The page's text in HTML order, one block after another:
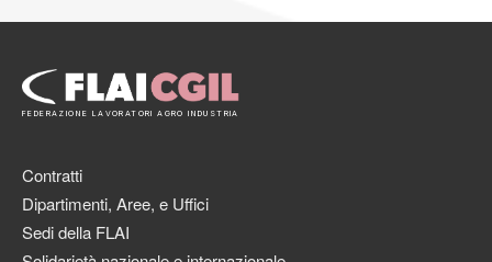
FEDERAZIONE LAVORATORI AGRO INDUSTRIA
Contratti
Dipartimenti, Aree, e Uffici
Sedi della FLAI